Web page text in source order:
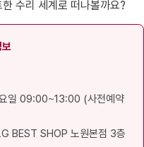
수리 세계로 떠나볼까요?
보
일 09:00~13:00 (사전예약
BEST SHOP 노원본점 3층